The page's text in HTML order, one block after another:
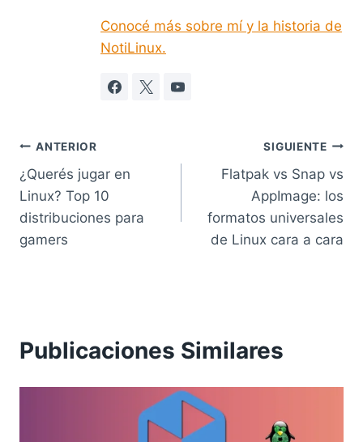
Conocé más sobre mí y la historia de
NotiLinux.
Navegación
de
entradas
ANTERIOR
¿Querés jugar en
Linux? Top 10
distribuciones para
gamers
SIGUIENTE
Flatpak vs Snap vs
AppImage: los
formatos universales
de Linux cara a cara
Publicaciones Similares